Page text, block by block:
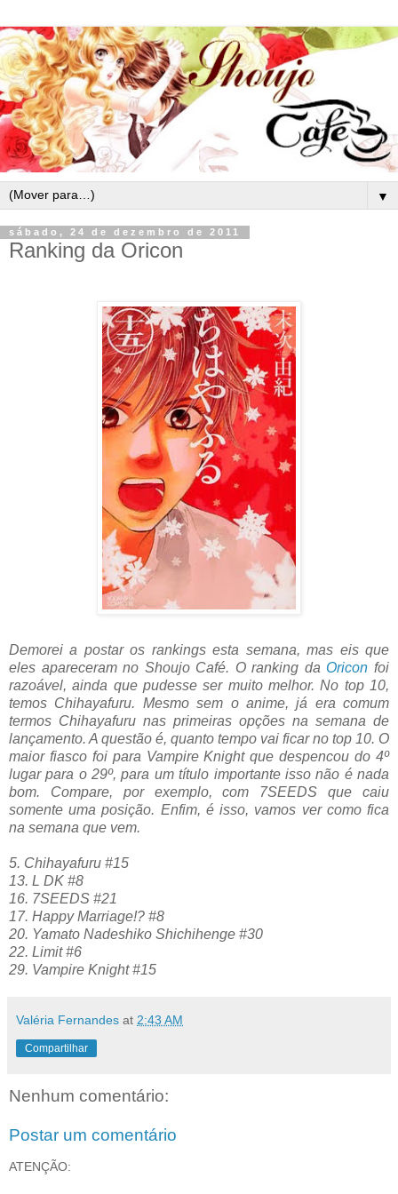
▼
sábado, 24 de dezembro de 2011
Ranking da Oricon
Demorei a postar os rankings esta semana, mas eis que
eles apareceram no Shoujo Café. O ranking da Oricon foi
razoável, ainda que pudesse ser muito melhor. No top 10,
temos Chihayafuru. Mesmo sem o anime, já era comum
termos Chihayafuru nas primeiras opções na semana de
lançamento. A questão é, quanto tempo vai ficar no top 10. O
maior fiasco foi para Vampire Knight que despencou do 4º
lugar para o 29º, para um título importante isso não é nada
bom. Compare, por exemplo, com 7SEEDS que caiu
somente uma posição. Enfim, é isso, vamos ver como fica
na semana que vem.
5. Chihayafuru #15
13. L DK #8
16. 7SEEDS #21
17. Happy Marriage!? #8
20. Yamato Nadeshiko Shichihenge #30
22. Limit #6
29. Vampire Knight #15
Valéria Fernandes at 2:43 AM
Compartilhar
Nenhum comentário:
Postar um comentário
ATENÇÃO: